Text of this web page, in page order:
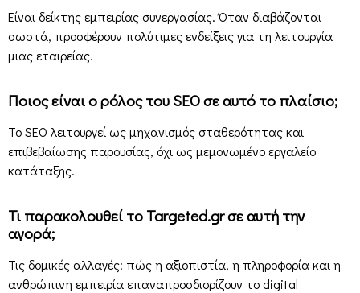
Είναι δείκτης εμπειρίας συνεργασίας. Όταν διαβάζονται
σωστά, προσφέρουν πολύτιμες ενδείξεις για τη λειτουργία
μιας εταιρείας.
Ποιος είναι ο ρόλος του SEO σε αυτό το πλαίσιο;
Το SEO λειτουργεί ως μηχανισμός σταθερότητας και
επιβεβαίωσης παρουσίας, όχι ως μεμονωμένο εργαλείο
κατάταξης.
Τι παρακολουθεί το Targeted.gr σε αυτή την
αγορά;
Τις δομικές αλλαγές: πώς η αξιοπιστία, η πληροφορία και η
ανθρώπινη εμπειρία επαναπροσδιορίζουν το digital